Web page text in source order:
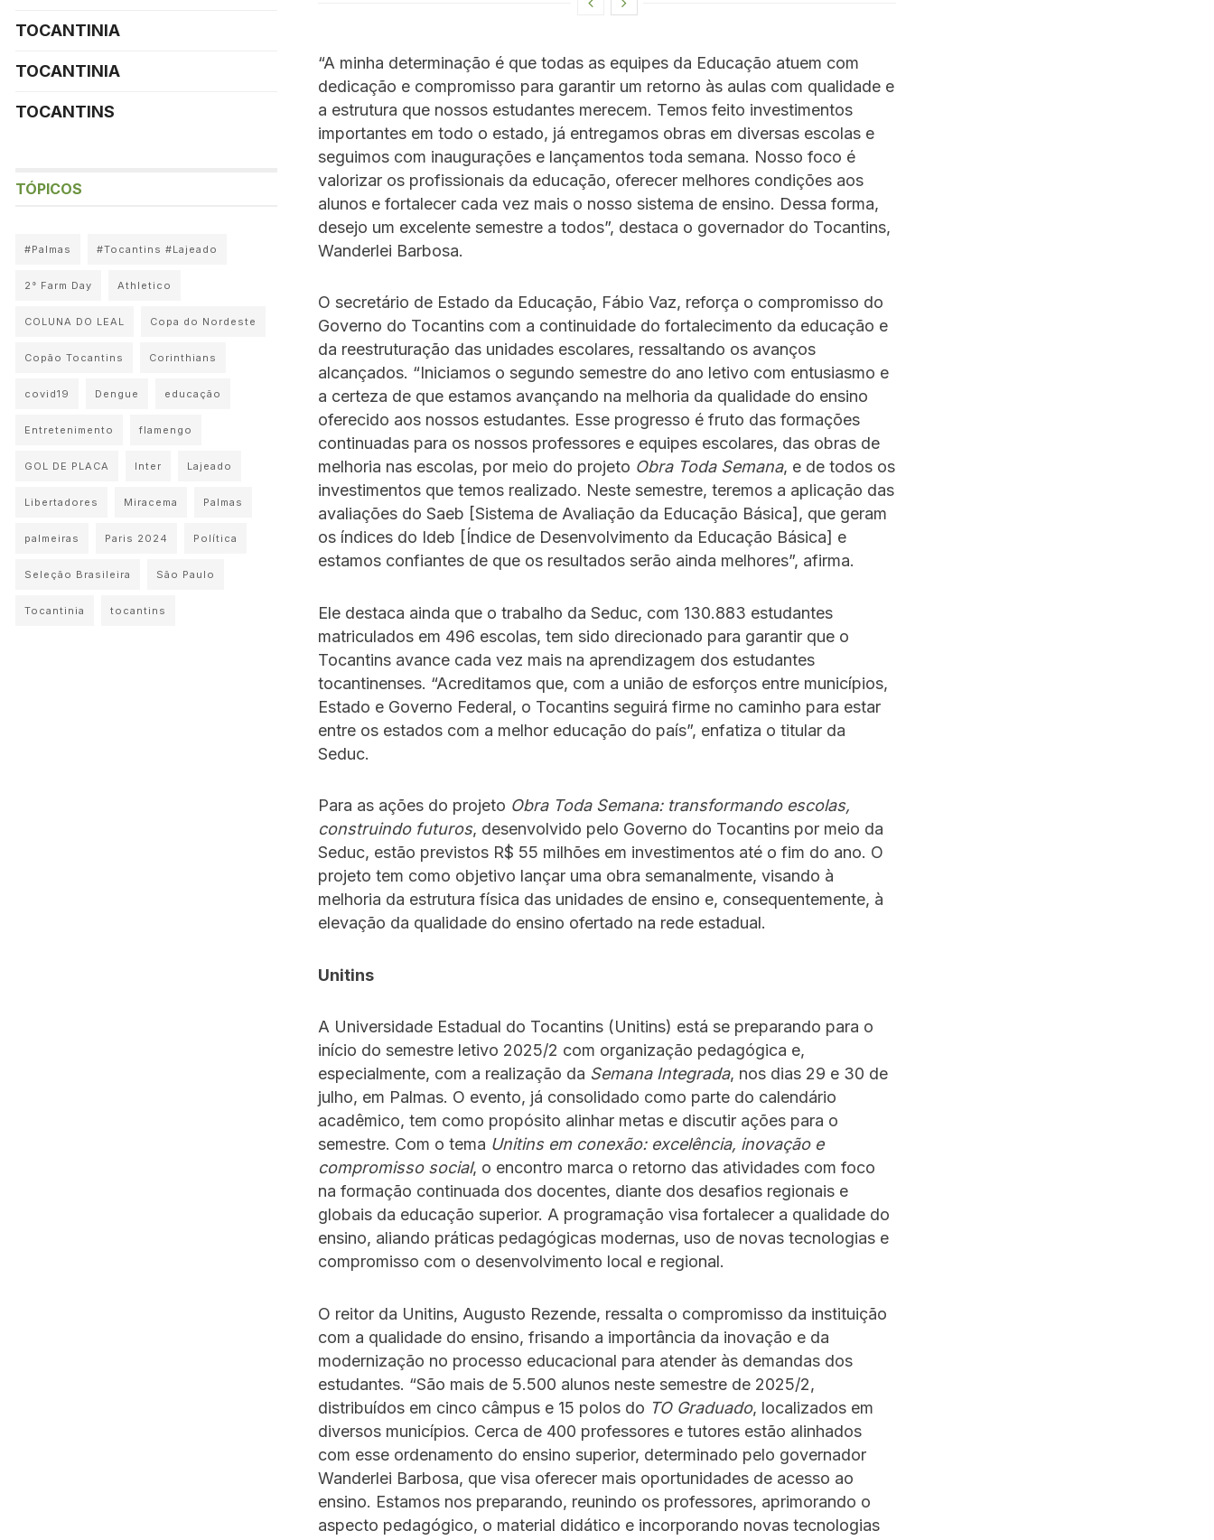
“A minha determinação é que todas as equipes da Educação atuem com
dedicação e compromisso para garantir um retorno às aulas com qualidade e
a estrutura que nossos estudantes merecem. Temos feito investimentos
importantes em todo o estado, já entregamos obras em diversas escolas e
seguimos com inaugurações e lançamentos toda semana. Nosso foco é
valorizar os profissionais da educação, oferecer melhores condições aos
alunos e fortalecer cada vez mais o nosso sistema de ensino. Dessa forma,
desejo um excelente semestre a todos”, destaca o governador do Tocantins,
Wanderlei Barbosa.
O secretário de Estado da Educação, Fábio Vaz, reforça o compromisso do
Governo do Tocantins com a continuidade do fortalecimento da educação e
da reestruturação das unidades escolares, ressaltando os avanços
alcançados. “Iniciamos o segundo semestre do ano letivo com entusiasmo e
a certeza de que estamos avançando na melhoria da qualidade do ensino
oferecido aos nossos estudantes. Esse progresso é fruto das formações
continuadas para os nossos professores e equipes escolares, das obras de
melhoria nas escolas, por meio do projeto Obra Toda Semana, e de todos os
investimentos que temos realizado. Neste semestre, teremos a aplicação das
avaliações do Saeb [Sistema de Avaliação da Educação Básica], que geram
os índices do Ideb [Índice de Desenvolvimento da Educação Básica] e
estamos confiantes de que os resultados serão ainda melhores”, afirma.
Ele destaca ainda que o trabalho da Seduc, com 130.883 estudantes
matriculados em 496 escolas, tem sido direcionado para garantir que o
Tocantins avance cada vez mais na aprendizagem dos estudantes
tocantinenses. “Acreditamos que, com a união de esforços entre municípios,
Estado e Governo Federal, o Tocantins seguirá firme no caminho para estar
entre os estados com a melhor educação do país”, enfatiza o titular da
Seduc.
Para as ações do projeto Obra Toda Semana: transformando escolas,
construindo futuros, desenvolvido pelo Governo do Tocantins por meio da
Seduc, estão previstos R$ 55 milhões em investimentos até o fim do ano. O
projeto tem como objetivo lançar uma obra semanalmente, visando à
melhoria da estrutura física das unidades de ensino e, consequentemente, à
elevação da qualidade do ensino ofertado na rede estadual.
Unitins
A Universidade Estadual do Tocantins (Unitins) está se preparando para o
início do semestre letivo 2025/2 com organização pedagógica e,
especialmente, com a realização da Semana Integrada, nos dias 29 e 30 de
julho, em Palmas. O evento, já consolidado como parte do calendário
acadêmico, tem como propósito alinhar metas e discutir ações para o
semestre. Com o tema Unitins em conexão: excelência, inovação e
compromisso social, o encontro marca o retorno das atividades com foco
na formação continuada dos docentes, diante dos desafios regionais e
globais da educação superior. A programação visa fortalecer a qualidade do
ensino, aliando práticas pedagógicas modernas, uso de novas tecnologias e
compromisso com o desenvolvimento local e regional.
O reitor da Unitins, Augusto Rezende, ressalta o compromisso da instituição
com a qualidade do ensino, frisando a importância da inovação e da
modernização no processo educacional para atender às demandas dos
estudantes. “São mais de 5.500 alunos neste semestre de 2025/2,
distribuídos em cinco câmpus e 15 polos do TO Graduado, localizados em
diversos municípios. Cerca de 400 professores e tutores estão alinhados
com esse ordenamento do ensino superior, determinado pelo governador
Wanderlei Barbosa, que visa oferecer mais oportunidades de acesso ao
ensino. Estamos nos preparando, reunindo os professores, aprimorando o
aspecto pedagógico, o material didático e incorporando novas tecnologias
TOCANTINIA
TOCANTINIA
TOCANTINS
TÓPICOS
#Palmas #Tocantins #Lajeado
2° Farm Day Athletico
COLUNA DO LEAL Copa do Nordeste
Copão Tocantins Corinthians
covid19 Dengue educação
Entretenimento flamengo
GOL DE PLACA Inter Lajeado
Libertadores Miracema Palmas
palmeiras Paris 2024 Política
Seleção Brasileira São Paulo
Tocantinia tocantins